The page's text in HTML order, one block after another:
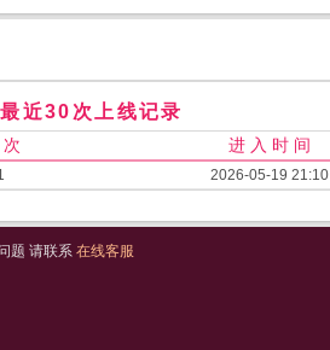
近30次上线记录
进 入 时 间
2026-05-19 21:10
题 请联系 在线客服